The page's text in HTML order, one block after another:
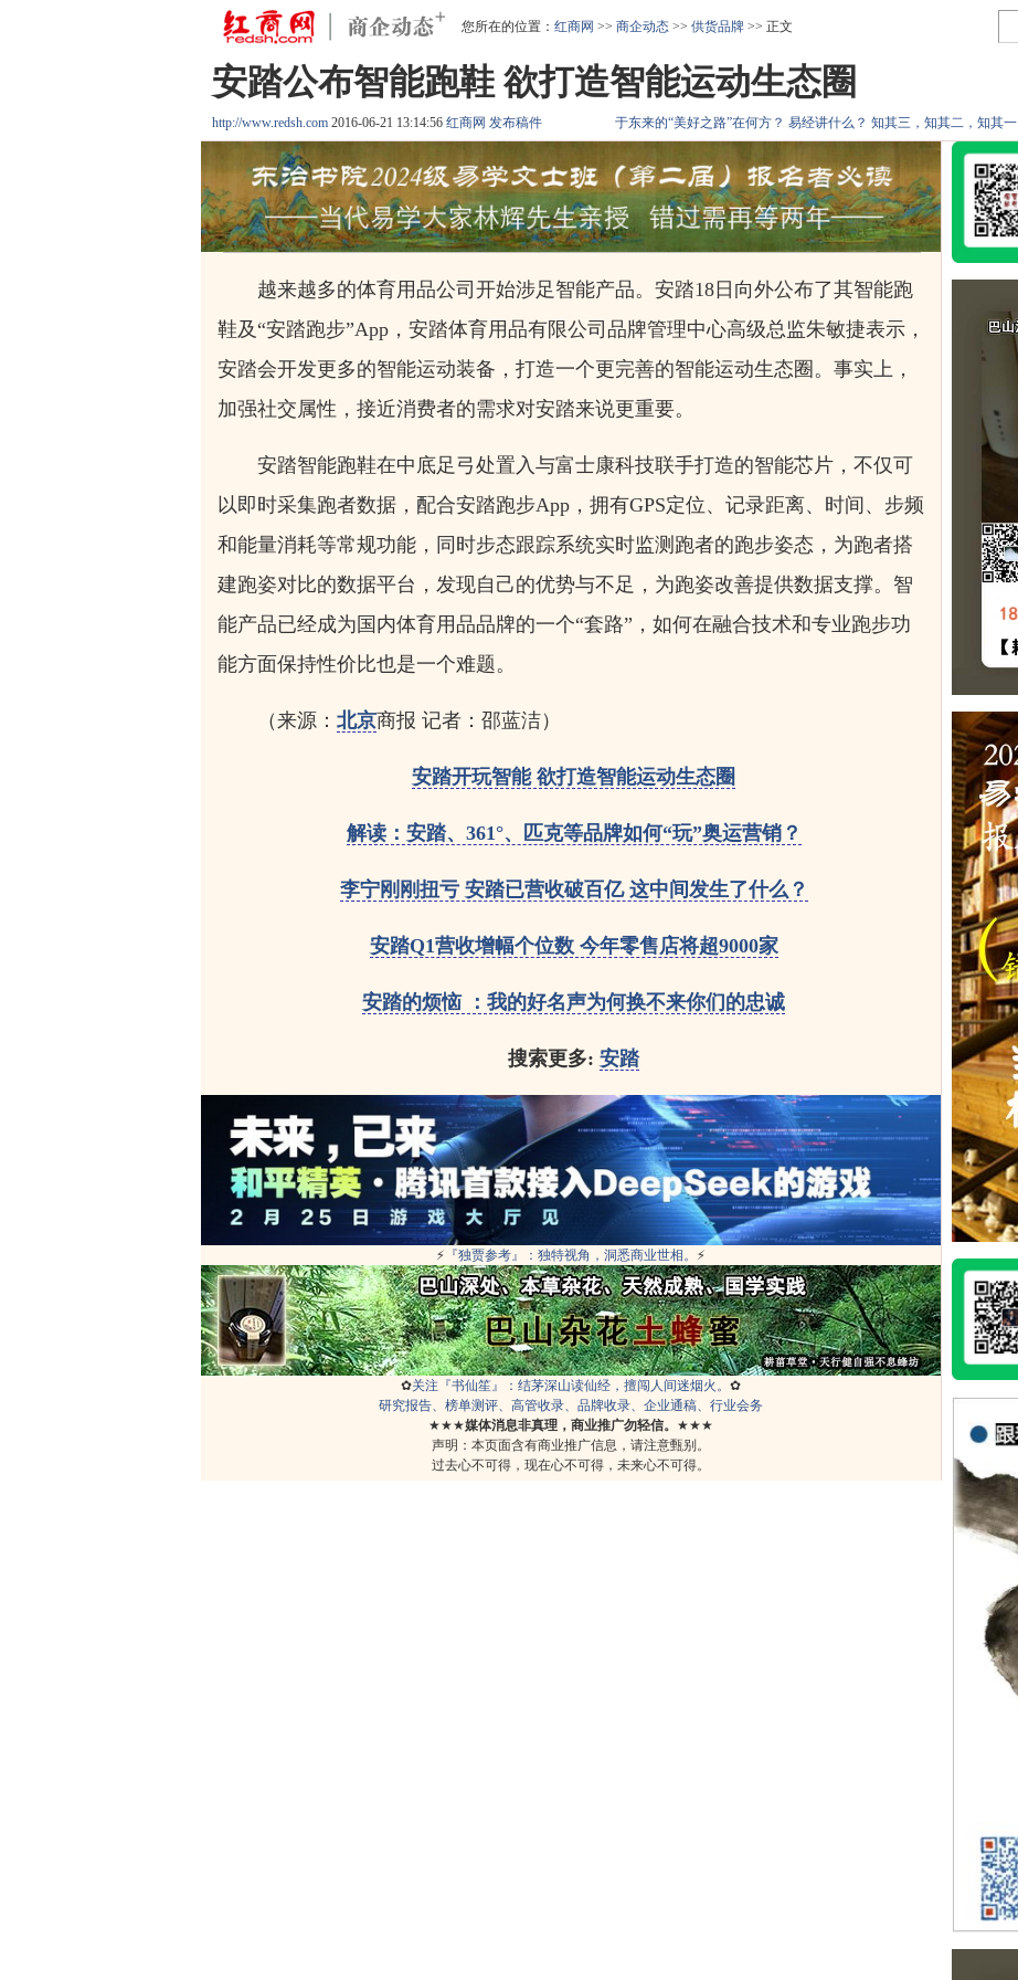
您所在的位置： 红商网 >> 商企动态 >> 供货品牌 >> 正文
安踏公布智能跑鞋 欲打造智能运动生态圈
http://www.redsh.com 2016-06-21 13:14:56 红商网 发布稿件 于东来的“美好之路”在何方？ 易经讲什么？ 知其三，知其二，知其一
越来越多的体育用品公司开始涉足智能产品。安踏18日向外公布了其智能跑
鞋及“安踏跑步”App，安踏体育用品有限公司品牌管理中心高级总监朱敏捷表示，
安踏会开发更多的智能运动装备，打造一个更完善的智能运动生态圈。事实上，
加强社交属性，接近消费者的需求对安踏来说更重要。
安踏智能跑鞋在中底足弓处置入与富士康科技联手打造的智能芯片，不仅可
以即时采集跑者数据，配合安踏跑步App，拥有GPS定位、记录距离、时间、步频
和能量消耗等常规功能，同时步态跟踪系统实时监测跑者的跑步姿态，为跑者搭
建跑姿对比的数据平台，发现自己的优势与不足，为跑姿改善提供数据支撑。智
能产品已经成为国内体育用品品牌的一个“套路”，如何在融合技术和专业跑步功
能方面保持性价比也是一个难题。
（来源： 北京商报 记者：邵蓝洁）
安踏开玩智能 欲打造智能运动生态圈
解读：安踏、361°、匹克等品牌如何“玩”奥运营销？
李宁刚刚扭亏 安踏已营收破百亿 这中间发生了什么？
安踏Q1营收增幅个位数 今年零售店将超9000家
安踏的烦恼 ：我的好名声为何换不来你们的忠诚
搜索更多: 安踏
⚡ 『独贾参考』：独特视角，洞悉商业世相。 ⚡
✿关注『书仙笙』：结茅深山读仙经，擅闯人间迷烟火。 ✿
研究报告、榜单测评、高管收录、品牌收录、企业通稿、行业会务
★★★媒体消息非真理，商业推广勿轻信。 ★★★
声明：本页面含有商业推广信息，请注意甄别。
过去心不可得，现在心不可得，未来心不可得。